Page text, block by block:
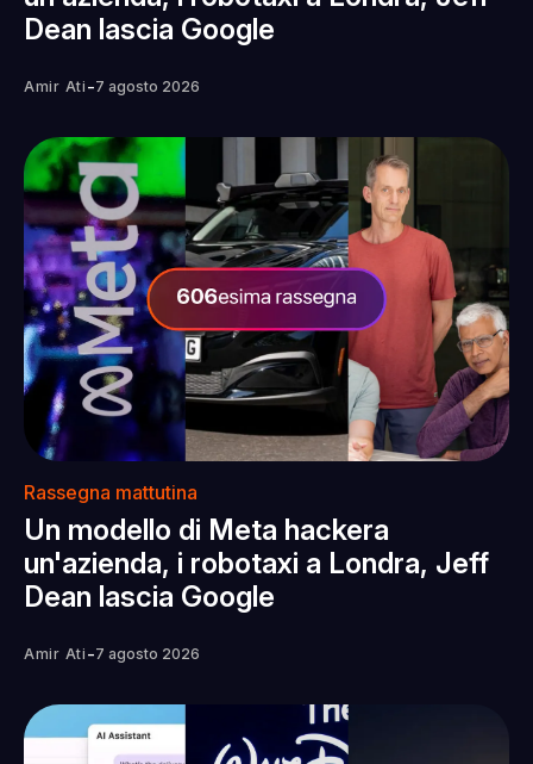
Dean lascia Google
Amir Ati -7 agosto 2026
Rassegna mattutina
Un modello di Meta hackera
un'azienda, i robotaxi a Londra, Jeff
Dean lascia Google
Amir Ati -7 agosto 2026